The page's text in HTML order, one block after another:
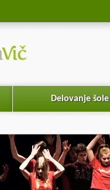
Delovanje šole